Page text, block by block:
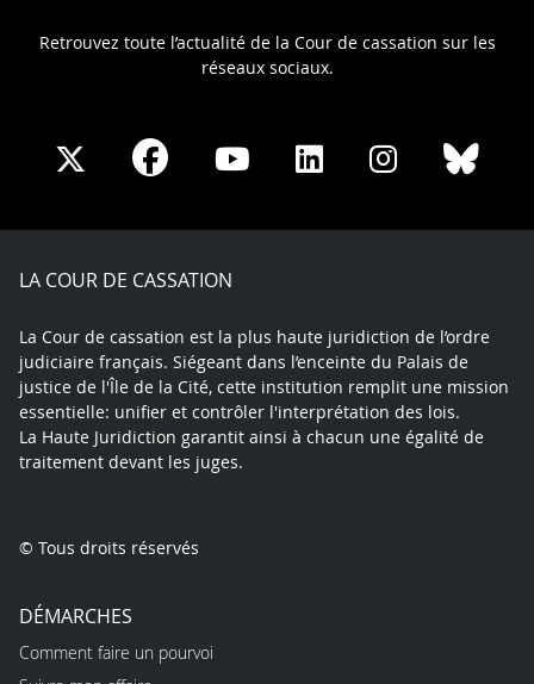
Retrouvez toute l’actualité de la Cour de cassation sur les
réseaux sociaux.
Share
X
Share
Facebook
Share
Youtube
Share
LinkedIn
Share
Instagram
LA COUR DE CASSATION
La Cour de cassation est la plus haute juridiction de l’ordre
judiciaire français. Siégeant dans l’enceinte du Palais de
justice de l'Île de la Cité, cette institution remplit une mission
essentielle: unifier et contrôler l'interprétation des lois.
La Haute Juridiction garantit ainsi à chacun une égalité de
traitement devant les juges.
© Tous droits réservés
DÉMARCHES
Comment faire un pourvoi